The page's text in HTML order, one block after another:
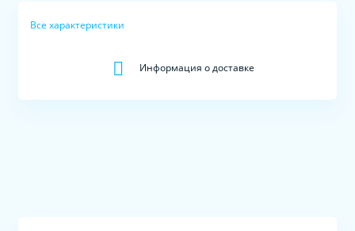
Все характеристики
Информация о доставке